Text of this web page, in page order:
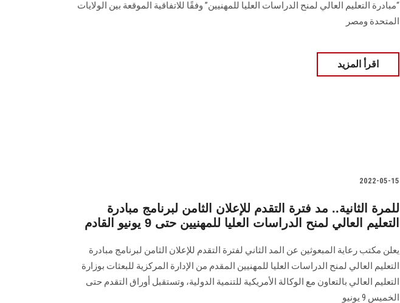
“ﻣﺒﺎدرة اﻟﺘﻌﻠﯿﻢ اﻟﻌﺎﻟﻲ ﻟﻤﻨﺢ اﻟﺪراﺳﺎت اﻟﻌﻠﯿﺎ للمهنيين” وﻓﻘًﺎ للاﺗﻔﺎﻗﯿﺔ اﻟﻤﻮﻗﻌﺔ ﺑﯿﻦ اﻟﻮﻻيات
اﻟﻤﺘﺤﺪة وﻣﺼﺮ
اقرأ المزيد
2022-05-15
للمرة الثانية.. مد فترة التقدم للإعلان الثامن لبرنامج مبادرة
التعليم العالي لمنح الدراسات العليا للمهنيين حتى 9 يونيو القادم
يعلن مكتب رعاية المبعوثين عن المد الثاني لفترة التقدم للإعلان الثامن لبرنامج مبادرة
التعليم العالي لمنح الدراسات العليا للمهنيين المقدم من الإدارة المركزية للبعثات بوزارة
التعليم العالي بالتعاون مع الوكالة الأمريكية للتنمية الدولية، وتستقبل أوراق التقدم حتى
الخميس 9 يونيو